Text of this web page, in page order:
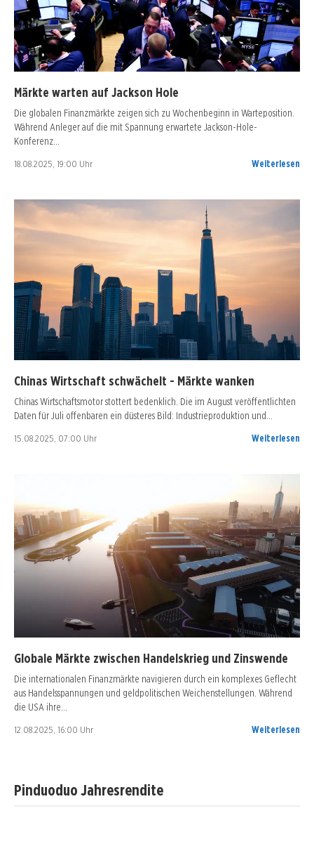
Märkte warten auf Jackson Hole
Die globalen Finanzmärkte zeigen sich zu Wochenbeginn in Warteposition.
Während Anleger auf die mit Spannung erwartete Jackson-Hole-
Konferenz…
18.08.2025, 19:00 Uhr Weiterlesen
Chinas Wirtschaft schwächelt - Märkte wanken
Chinas Wirtschaftsmotor stottert bedenklich. Die im August veröffentlichten
Daten für Juli offenbaren ein düsteres Bild: Industrieproduktion und…
15.08.2025, 07:00 Uhr Weiterlesen
Globale Märkte zwischen Handelskrieg und Zinswende
Die internationalen Finanzmärkte navigieren durch ein komplexes Geflecht
aus Handelsspannungen und geldpolitischen Weichenstellungen. Während
die USA ihre…
12.08.2025, 16:00 Uhr Weiterlesen
Pinduoduo Jahresrendite